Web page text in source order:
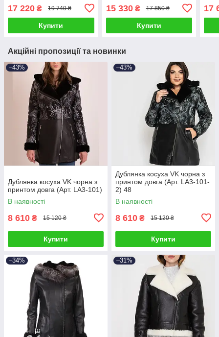
17 220 ₴ 19 740 ₴
Купити
15 330₴ 17 850 ₴
Купити
17
Акційні пропозиції та новинки
–43%
Дублянка косуха VK чорна з
принтом довга (Арт. LA3-101)
В наявності
8 610 ₴ 15 120 ₴
Купити
–43%
Дублянка косуха VK чорна з
принтом довга (Арт. LA3-101-
2) 48
В наявності
8 610 ₴ 15 120 ₴
Купити
–34% –31%